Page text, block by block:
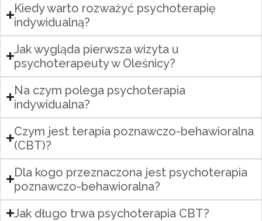
Kiedy warto rozważyć psychoterapię
indywidualną?
Jak wygląda pierwsza wizyta u
psychoterapeuty w Oleśnicy?
Na czym polega psychoterapia
indywidualna?
Czym jest terapia poznawczo-behawioralna
(CBT)?
Dla kogo przeznaczona jest psychoterapia
poznawczo-behawioralna?
Jak długo trwa psychoterapia CBT?